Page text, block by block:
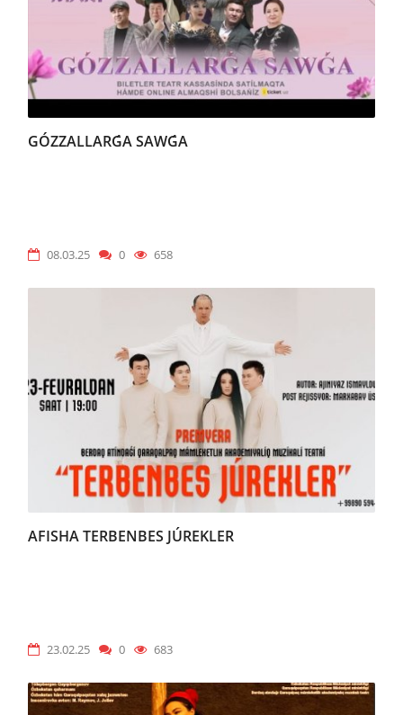
GÓZZALLARǴA SAWǴA
08.03.25 0 658
AFISHA TERBENBES JÚREKLER
23.02.25 0 683